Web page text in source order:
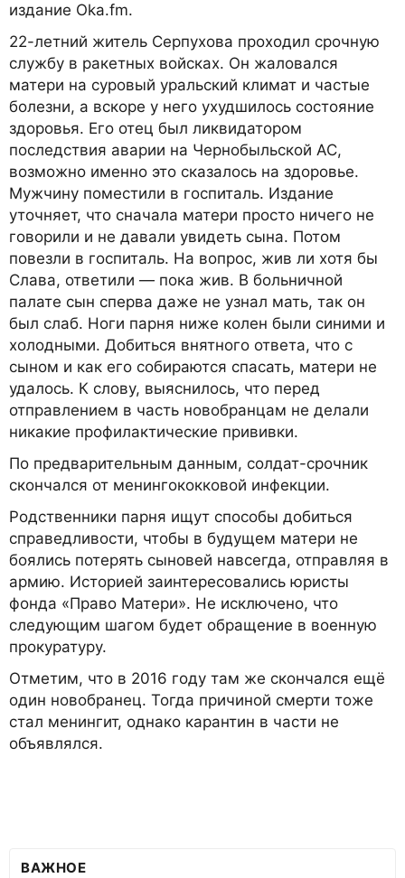
издание Oka.fm.
22-летний житель Серпухова проходил срочную
службу в ракетных войсках. Он жаловался
матери на суровый уральский климат и частые
болезни, а вскоре у него ухудшилось состояние
здоровья. Его отец был ликвидатором
последствия аварии на Чернобыльской АС,
возможно именно это сказалось на здоровье.
Мужчину поместили в госпиталь. Издание
уточняет, что сначала матери просто ничего не
говорили и не давали увидеть сына. Потом
повезли в госпиталь. На вопрос, жив ли хотя бы
Слава, ответили — пока жив. В больничной
палате сын сперва даже не узнал мать, так он
был слаб. Ноги парня ниже колен были синими и
холодными. Добиться внятного ответа, что с
сыном и как его собираются спасать, матери не
удалось. К слову, выяснилось, что перед
отправлением в часть новобранцам не делали
никакие профилактические прививки.
По предварительным данным, солдат-срочник
скончался от менингококковой инфекции.
Родственники парня ищут способы добиться
справедливости, чтобы в будущем матери не
боялись потерять сыновей навсегда, отправляя в
армию. Историей заинтересовались юристы
фонда «Право Матери». Не исключено, что
следующим шагом будет обращение в военную
прокуратуру.
Отметим, что в 2016 году там же скончался ещё
один новобранец. Тогда причиной смерти тоже
стал менингит, однако карантин в части не
объявлялся.
ВАЖНОЕ